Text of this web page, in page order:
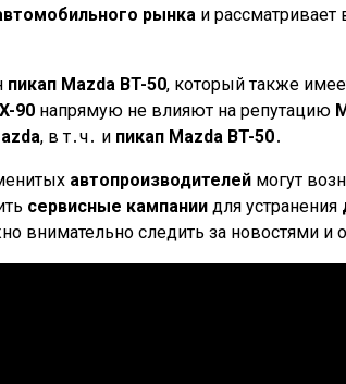
рынка и
пикап Mazda BT-50, который также
90 напрямую не влияют на репутацию
, в т․ч․ и пикап Mazda BT-50․
автопроизводителей могут
сервисные кампании для устранения
внимательно следить за новостями и